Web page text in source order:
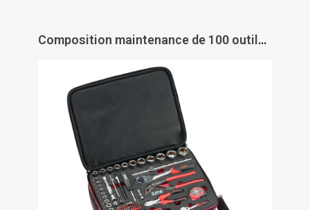
Composition maintenance de 100 outils en mallette textile - SAM OUTILLAGE